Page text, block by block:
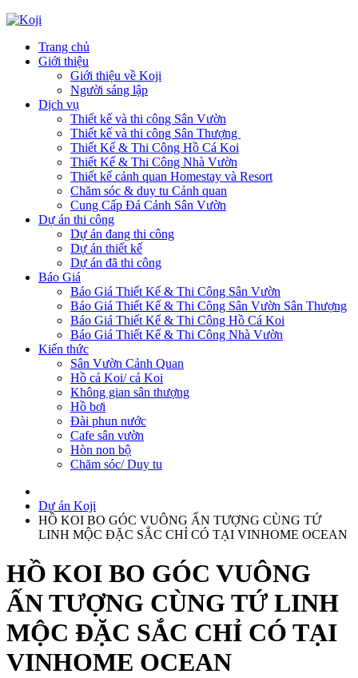
Trang chủ
Giới thiệu
Giới thiệu về Koji
Người sáng lập
Dịch vụ
Thiết kế và thi công Sân Vườn
Thiết kế và thi công Sân Thượng
Thiết Kế & Thi Công Hồ Cá Koi
Thiết Kế & Thi Công Nhà Vườn
Thiết kế cảnh quan Homestay và Resort
Chăm sóc & duy tu Cảnh quan
Cung Cấp Đá Cảnh Sân Vườn
Dự án thi công
Dự án đang thi công
Dự án thiết kế
Dự án đã thi công
Báo Giá
Báo Giá Thiết Kế & Thi Công Sân Vườn
Báo Giá Thiết Kế & Thi Công Sân Vườn Sân Thượng
Báo Giá Thiết Kế & Thi Công Hồ Cá Koi
Báo Giá Thiết Kế & Thi Công Nhà Vườn
Kiến thức
Sân Vườn Cảnh Quan
Hồ cá Koi/ cá Koi
Không gian sân thượng
Hồ bơi
Đài phun nước
Cafe sân vườn
Hòn non bộ
Chăm sóc/ Duy tu
Dự án Koji
HỒ KOI BO GÓC VUÔNG ẤN TƯỢNG CÙNG TỨ
LINH MỘC ĐẶC SẮC CHỈ CÓ TẠI VINHOME OCEAN
HỒ KOI BO GÓC VUÔNG
ẤN TƯỢNG CÙNG TỨ LINH
MỘC ĐẶC SẮC CHỈ CÓ TẠI
VINHOME OCEAN